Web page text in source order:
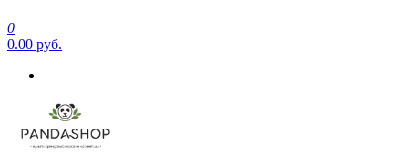
0
0.00 руб.